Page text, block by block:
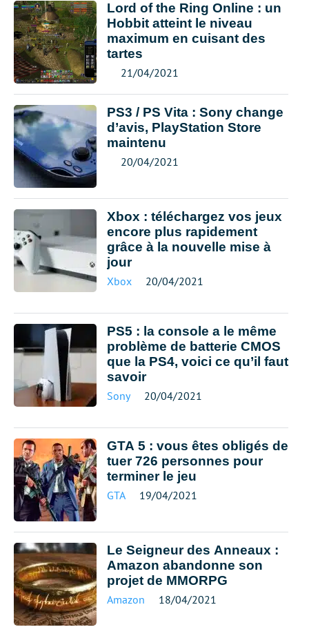
Lord of the Ring Online : un
Hobbit atteint le niveau
maximum en cuisant des
tartes
21/04/2021
PS3 / PS Vita : Sony change
d’avis, PlayStation Store
maintenu
20/04/2021
Xbox : téléchargez vos jeux
encore plus rapidement
grâce à la nouvelle mise à
jour
Xbox 20/04/2021
PS5 : la console a le même
problème de batterie CMOS
que la PS4, voici ce qu’il faut
savoir
Sony 20/04/2021
GTA 5 : vous êtes obligés de
tuer 726 personnes pour
terminer le jeu
GTA 19/04/2021
Le Seigneur des Anneaux :
Amazon abandonne son
projet de MMORPG
Amazon 18/04/2021